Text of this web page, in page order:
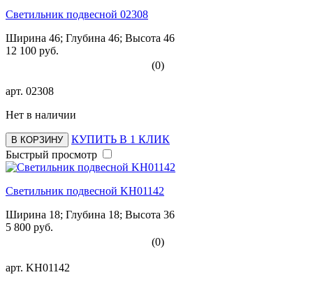
Светильник подвесной 02308
Ширина 46; Глубина 46; Высота 46
12 100 руб.
(0)
арт. 02308
Нет в наличии
В КОРЗИНУ
КУПИТЬ В 1 КЛИК
Быстрый просмотр
Светильник подвесной KH01142
Ширина 18; Глубина 18; Высота 36
5 800 руб.
(0)
арт. KH01142